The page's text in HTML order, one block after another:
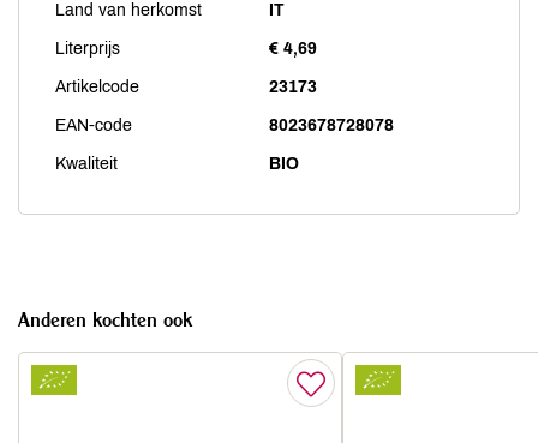
Land van herkomst IT
Literprijs € 4,69
Artikelcode 23173
EAN-code 8023678728078
Kwaliteit BIO
Anderen kochten ook